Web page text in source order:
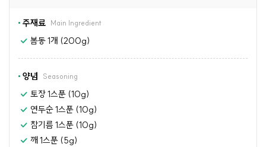
주재료 Main Ingredient
봄동 1개 (200g)
양념 Seasoning
토장 1스푼 (10g)
연두순 1스푼 (10g)
참기름 1스푼 (10g)
깨 1스푼 (5g)